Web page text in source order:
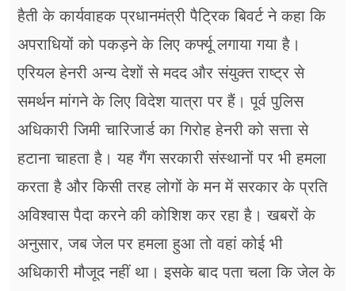
हैती के कार्यवाहक प्रधानमंत्री पैट्रिक बिवर्ट ने कहा कि
अपराधियों को पकड़ने के लिए कर्फ्यू लगाया गया है।
एरियल हेनरी अन्य देशों से मदद और संयुक्त राष्ट्र से
समर्थन मांगने के लिए विदेश यात्रा पर हैं। पूर्व पुलिस
अधिकारी जिमी चारिजार्ड का गिरोह हेनरी को सत्ता से
हटाना चाहता है। यह गैंग सरकारी संस्थानों पर भी हमला
करता है और किसी तरह लोगों के मन में सरकार के प्रति
अविश्वास पैदा करने की कोशिश कर रहा है। खबरों के
अनुसार, जब जेल पर हमला हुआ तो वहां कोई भी
अधिकारी मौजूद नहीं था। इसके बाद पता चला कि जेल के